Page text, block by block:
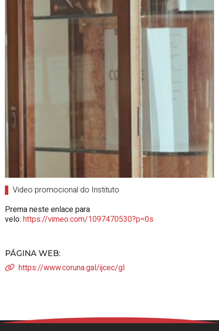
Video promocional do Instituto
Prema neste enlace para
velo: https://vimeo.com/1097470530?p=0s
PÁGINA WEB:
https://www.coruna.gal/ijcec/gl